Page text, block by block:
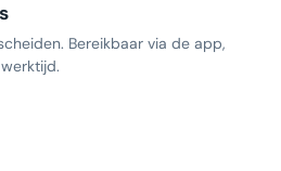
Bereikbaar via de app,